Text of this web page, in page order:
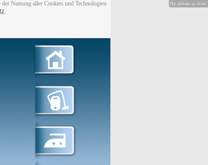
Nutzung aller Cookies und Technologien
Hy-phen-a-tion